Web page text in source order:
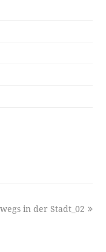
in der Stadt_02